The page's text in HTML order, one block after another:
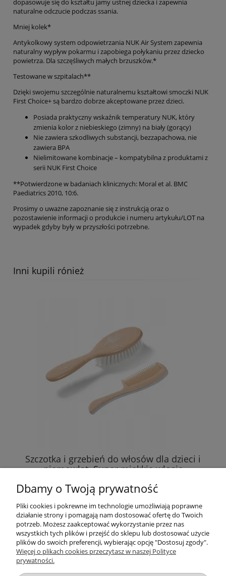
dopasowuje się do kształtu jamy ustnej dziecka i zapewnia
naturalne odczucie podczas ssania.
Mniej kolek*
Antykolkowy system odpowietrzania NUK Air System zapewnia
naturalny wypływ pokarmu i zapobiega połykaniu przez dziecko
powietrza. Dla szczęśliwych małych brzuszków.*
Testowane w szpitalach**
Dzięki swojemu szczególnie naturalnemu kształtowi smoczki NUK
First Choice+ są bardzo dobrze akceptowane przez dzieci.
Posiada praktyczny wskaźnik temperatury NUK, który
zmienia kolor z niebieskiego (zimny) na biały (gorący)
Nie zawiera szkodliwych substancji, bezzapachowa, nie
zawiera BPA
Nielimitowane kombinacje – kompatybilna z produktami z
serii NUK First Choice
**Potwierdzone w badaniach klinicznych: Moral et al. BMC
Paediatrics 2010, 10:6.
Prosimy o uważne zapoznanie się z instrukcją oraz o
pozostawienie informacji o produkcie i numeru artykułu/LOT na
wypadek gdyby były w przyszłości potrzebne.
Inni kupili rónież
Szczotka i grzebień do włosów dla dzieci i
niemowląt. Super miękkie włosie
11,69 zł
DO KOSZYKA
Dbamy o Twoją prywatność
Pliki cookies i pokrewne im technologie umożliwiają poprawne
działanie strony i pomagają nam dostosować ofertę do Twoich
potrzeb. Możesz zaakceptować wykorzystanie przez nas
wszystkich tych plików i przejść do sklepu lub dostosować użycie
plików do swoich preferencji, wybierając opcję "Dostosuj zgody".
Więcej o plikach cookies przeczytasz w naszej Polityce
prywatności.